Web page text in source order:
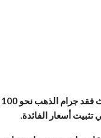
أسعار الفائدة.